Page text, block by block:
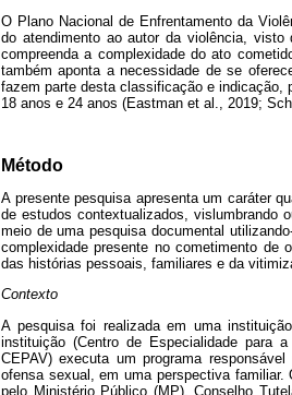
O Plano Nacional de Enfrentamento da
do atendimento ao autor da violência,
compreenda a complexidade do ato
também aponta a necessidade de se
fazem parte desta classificação e indicação,
18 anos e 24 anos (Eastman et al., 2019;
Método
A presente pesquisa apresenta um caráter
de estudos contextualizados, vislumbrando
meio de uma pesquisa documental
complexidade presente no cometimento de
das histórias pessoais, familiares e da
Contexto
A pesquisa foi realizada em uma
instituição (Centro de Especialidade para
CEPAV) executa um programa
ofensa sexual, em uma perspectiva
pelo Ministério Público (MP), Conselho